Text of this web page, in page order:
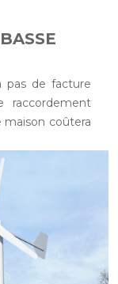
pas de facture
maison coûtera